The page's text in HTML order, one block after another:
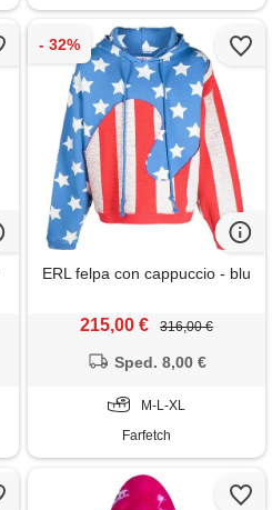
ERL felpa con cappuccio - blu
215,00 € 316,00 €
Sped. 8,00 €
M-L-XL
Farfetch